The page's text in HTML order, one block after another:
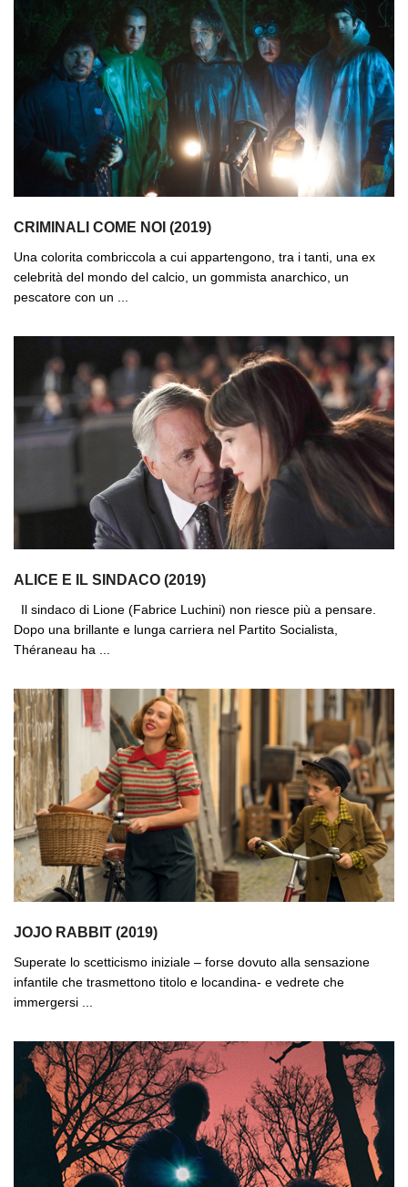
CRIMINALI COME NOI (2019)
Una colorita combriccola a cui appartengono, tra i tanti, una ex
celebrità del mondo del calcio, un gommista anarchico, un
pescatore con un ...
ALICE E IL SINDACO (2019)
Il sindaco di Lione (Fabrice Luchini) non riesce più a pensare.
Dopo una brillante e lunga carriera nel Partito Socialista,
Théraneau ha ...
JOJO RABBIT (2019)
Superate lo scetticismo iniziale – forse dovuto alla sensazione
infantile che trasmettono titolo e locandina- e vedrete che
immergersi ...